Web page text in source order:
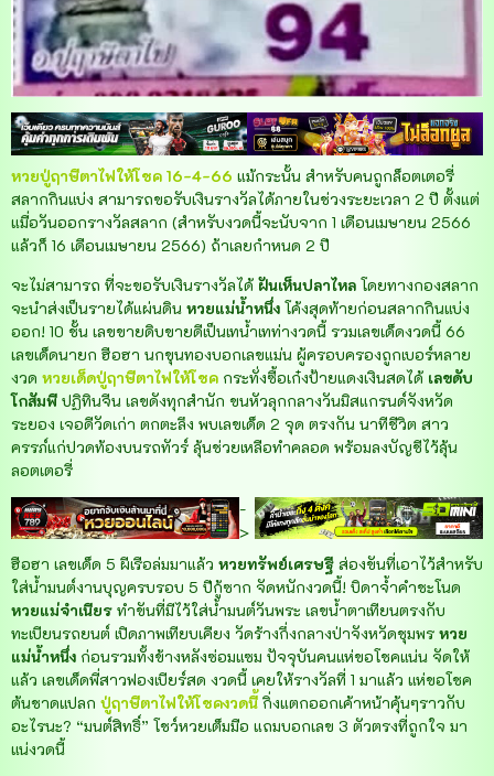
หวยปู่ฤาษีตาไฟให้โชค 16-4-66 แม้กระนั้น สำหรับคนถูกล็อตเตอรี่
สลากกินแบ่ง สามารถขอรับเงินรางวัลได้ภายในช่วงระยะเวลา 2 ปี ตั้งแต่
แมื่อวันออกรางวัลสลาก (สำหรับงวดนี้จะนับจาก 1 เดือนเมษายน 2566
แล้วก็ 16 เดือนเมษายน 2566) ถ้าเลยกำหนด 2 ปี
จะไม่สามารถ ที่จะขอรับเงินรางวัลได้ ฝันเห็นปลาไหล โดยทางกองสลาก
จะนำส่งเป็นรายได้แผ่นดิน หวยแม่น้ำหนึ่ง โค้งสุดท้ายก่อนสลากกินแบ่ง
ออก! 10 ชั้น เลขขายดิบขายดีเป็นเทน้ำเทท่างวดนี้ รวมเลขเด็ดงวดนี้ 66
เลขเด็ดนายก ฮือฮา นกขุนทองบอกเลขแม่น ผู้ครอบครองถูกเบอร์หลาย
งวด หวยเด็ดปู่ฤาษีตาไฟให้โชค กระทั่งซื้อเก๋งป้ายแดงเงินสดได้ เลขดับ
โกสัมพี ปฏิทินจีน เลขดังทุกสำนัก ขนหัวลุกกลางวันมิสแกรนด์จังหวัด
ระยอง เจอดีวัดเก่า ตกตะลึง พบเลขเด็ด 2 จุด ตรงกัน นาทีชีวิต สาว
ครรภ์แก่ปวดท้องบนรถทัวร์ ลุ้นช่วยเหลือทำคลอด พร้อมลงบัญชีไว้ลุ้น
ลอตเตอรี่
-
>
ฮือฮา เลขเด็ด 5 ผีเรือล่มมาแล้ว หวยทรัพย์เศรษฐี ส่องขันที่เอาไว้สำหรับ
ใส่น้ำมนต์งานบุญครบรอบ 5 ปีกู้ซาก จัดหนักงวดนี้! บิดาจ้ำคำชะโนด
หวยแม่จำเนียร ทำขันที่มีไว้ใส่น้ำมนต์วันพระ เลขน้ำตาเทียนตรงกับ
ทะเบียนรถยนต์ เปิดภาพเทียบเคียง วัดร้างกึ่งกลางป่าจังหวัดชุมพร หวย
แม่น้ําหนึ่ง ก่อนรวมทั้งข้างหลังซ่อมแซม ปัจจุบันคนแห่ขอโชคแน่น จัดให้
แล้ว เลขเด็ดพี่สาวฟองเบียร์สด งวดนี้ เคยให้รางวัลที่ 1 มาแล้ว แห่ขอโชค
ต้นชาดแปลก ปู่ฤาษีตาไฟให้โชคงวดนี้ กิ่งแตกออกเค้าหน้าคุ้นๆราวกับ
อะไรนะ? “มนต์สิทธิ์” โชว์หวยเต็มมือ แถมบอกเลข 3 ตัวตรงที่ถูกใจ มา
แน่งวดนี้